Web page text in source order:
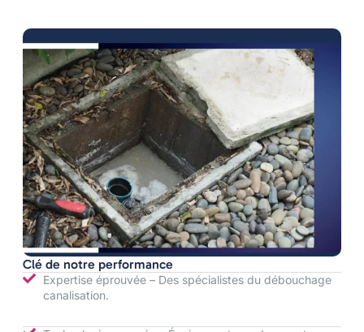
Clé de notre performance
Expertise éprouvée – Des spécialistes du débouchage
canalisation.